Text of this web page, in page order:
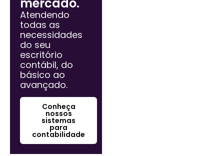
Atendendo
todas as
necessidades
do seu
escritório
contábil, do
básico ao
avançado.
Conheça
nossos
sistemas
para
contabilidade